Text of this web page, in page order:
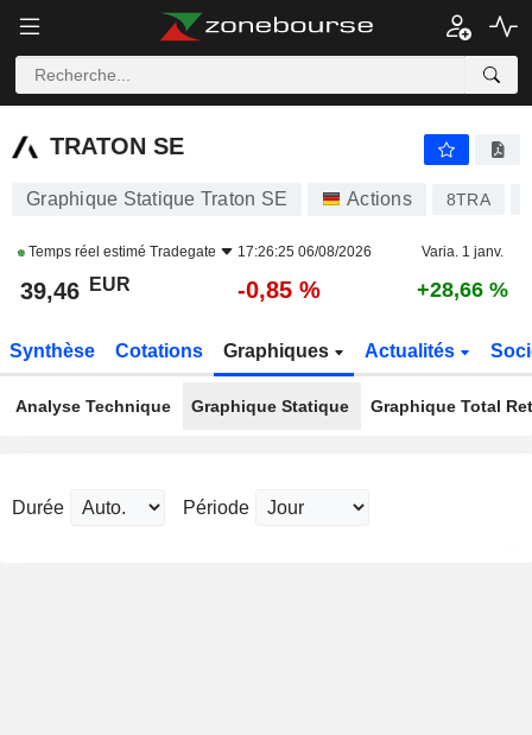
TRATON SE
TRATON SE
Graphique Statique Traton SE Actions 8TRA
Temps réel estimé Tradegate 17:26:25 06/08/2026 Varia. 1 janv.
39,46 EUR -0,85 % +28,66 %
Synthèse Cotations Graphiques Actualités
Analyse Technique Graphique Statique Graphique Total
Durée Période